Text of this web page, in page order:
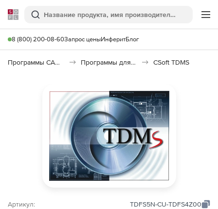
Softline
Поиск
8 (800) 200-08-60Запрос ценыИнферитБлог
Программы САПР и ГИС Программы для документооборота CSoft TDMS
Артикул: TDFS5N-CU-TDFS4Z00